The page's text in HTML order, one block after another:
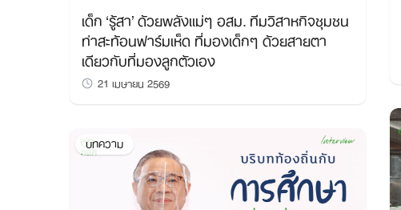
เด็ก ‘รู้สา’ ด้วยพลังแม่ๆ อสม. ทีมวิสาหกิจชุมชน
ท่าสะท้อนฟาร์มเห็ด ที่มองเด็กๆ ด้วยสายตา
เดียวกับที่มองลูกตัวเอง
21 เมษายน 2569
บทความ